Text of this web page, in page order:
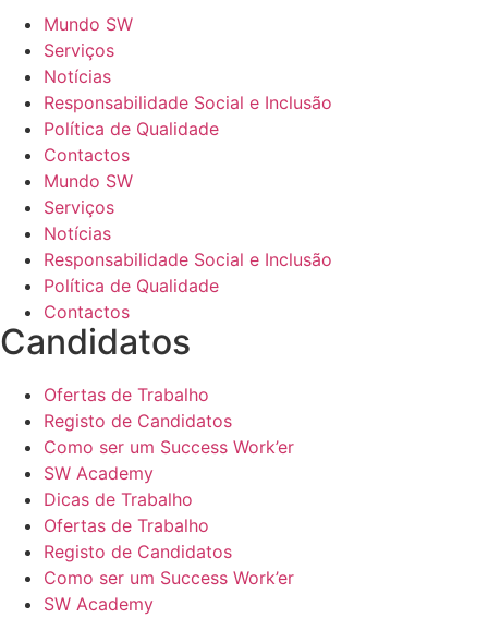
Mundo SW
Serviços
Notícias
Responsabilidade Social e Inclusão
Política de Qualidade
Contactos
Mundo SW
Serviços
Notícias
Responsabilidade Social e Inclusão
Política de Qualidade
Contactos
Candidatos
Ofertas de Trabalho
Registo de Candidatos
Como ser um Success Work’er
SW Academy
Dicas de Trabalho
Ofertas de Trabalho
Registo de Candidatos
Como ser um Success Work’er
SW Academy